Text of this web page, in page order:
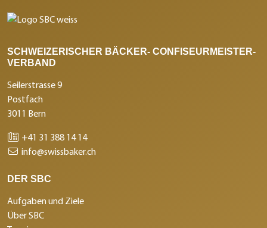
SCHWEIZERISCHER BÄCKER- CONFISEURMEISTER-
VERBAND
Seilerstrasse 9
Postfach
3011 Bern
+41 31 388 14 14
info@swissbaker.ch
DER SBC
Aufgaben und Ziele
Über SBC